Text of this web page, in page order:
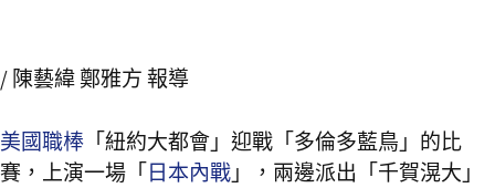
/ 陳藝緯 鄭雅方 報導
美國職棒 「紐約大都會」迎戰「多倫多藍鳥」的比
賽，上演一場「日本內戰 」，兩邊派出「千賀滉大」